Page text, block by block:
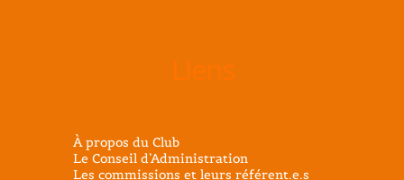
À propos du Club
Le Conseil d’Administration
Les commissions et leurs référent.e.s